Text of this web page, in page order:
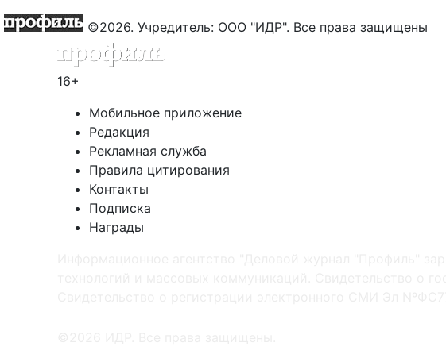
©2026. Учредитель: ООО "ИДР". Все права защищены
16+
Мобильное приложение
Редакция
Рекламная служба
Правила цитирования
Контакты
Подписка
Награды